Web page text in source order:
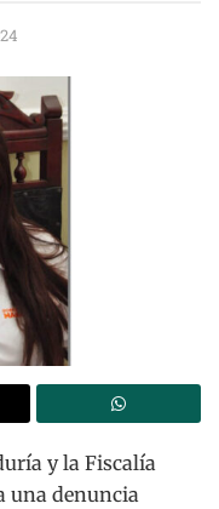
y la Fiscalía
una denuncia